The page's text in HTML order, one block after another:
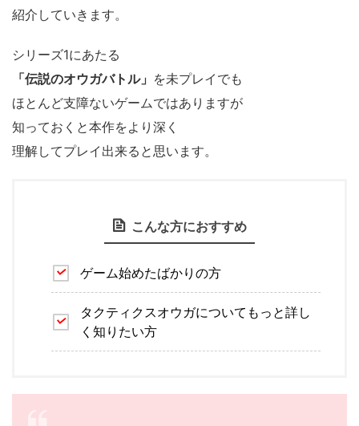
紹介していきます。
シリーズ1にあたる
「伝説のオウガバトル」 を未プレイでも
ほとんど支障ないゲームではありますが
知っておくと本作をより深く
理解してプレイ出来ると思います。
こんな方におすすめ
ゲーム始めたばかりの方
タクティクスオウガについてもっと詳し
く知りたい方